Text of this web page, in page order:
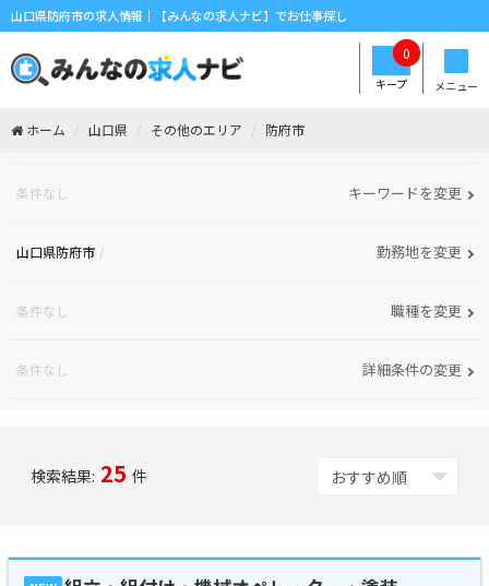
山口県防府市の求人情報｜【みんなの求人ナビ】でお仕事探し
メニュー
キープ
0
ホーム 山口県 その他のエリア 防府市
条件なし キーワードを変更
山口県防府市 勤務地を変更
条件なし 職種を変更
条件なし 詳細条件の変更
検索結果: 25 件